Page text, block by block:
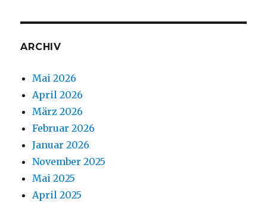
ARCHIV
Mai 2026
April 2026
März 2026
Februar 2026
Januar 2026
November 2025
Mai 2025
April 2025